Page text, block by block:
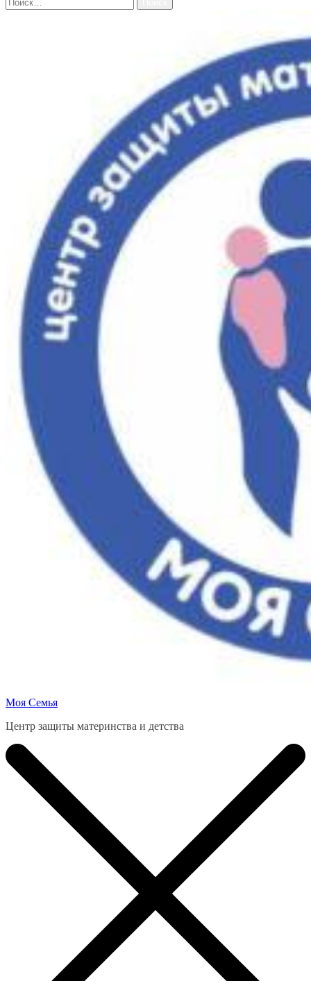
Моя Семья
Центр защиты материнства и детства